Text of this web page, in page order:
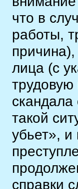
что в
работы,
лица (с
трудовую
такой
убьет», и
справки